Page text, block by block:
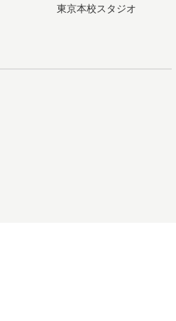
東京本校スタジオ